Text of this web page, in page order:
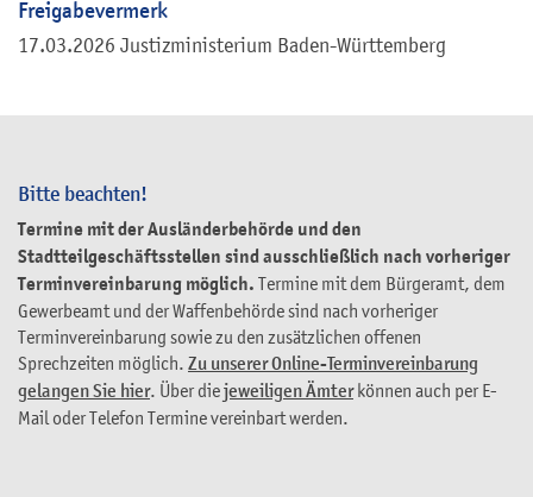
Bitte beachten!
Termine mit der Ausländerbehörde und den
Stadtteilgeschäftsstellen sind ausschließlich nach vorheriger
Terminvereinbarung möglich. Termine mit dem Bürgeramt, dem
Gewerbeamt und der Waffenbehörde sind nach vorheriger
Terminvereinbarung sowie zu den zusätzlichen offenen
Sprechzeiten möglich. Zu unserer Online-Terminvereinbarung
gelangen Sie hier. Über diejeweiligen Ämterkönnen auch per E-
Mail oder Telefon Termine vereinbart werden.
Freigabevermerk
17.03.2026 Justizministerium Baden-Württemberg